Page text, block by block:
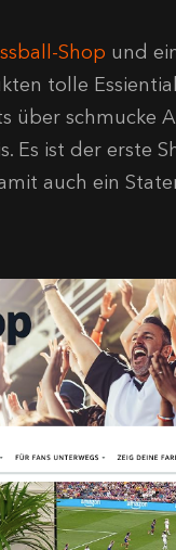
Shop und
tolle
über schmucke
Es ist der erste
auch ein